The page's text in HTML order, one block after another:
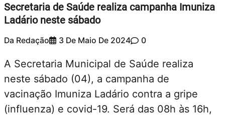
Secretaria de Saúde realiza campanha Imuniza
Ladário neste sábado
Da Redação 3 De Maio De 2024 0
A Secretaria Municipal de Saúde realiza
neste sábado (04), a campanha de
vacinação Imuniza Ladário contra a gripe
(influenza) e covid-19. Será das 08h às 16h,